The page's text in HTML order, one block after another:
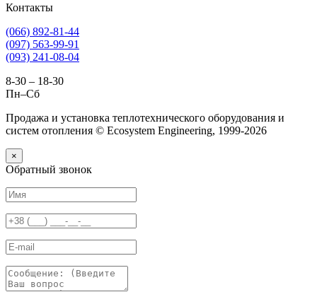
Контакты
(066) 892-81-44
(097) 563-99-91
(093) 241-08-04
8-30 – 18-30
Пн–Сб
Продажа и установка теплотехнического оборудования и
систем отопления © Ecosystem Engineering, 1999-2026
×
Обратный звонок